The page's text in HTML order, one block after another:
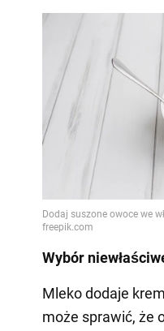
Wybór
Mleko dodaje
może sprawić, że